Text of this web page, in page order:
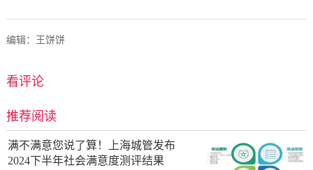
编辑：王饼饼
看评论
推荐阅读
满不满意您说了算！上海城管发布
2024下半年社会满意度测评结果